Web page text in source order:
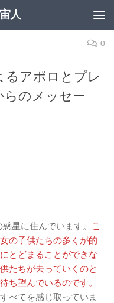
人
0
るアポロとプレ
らのメッセー
星に住んでいます。
こ
の子供たちの多くが的
とどまることができな
たちが去っていくのと
ち望んでいるのです。
べてを感じ取っていま